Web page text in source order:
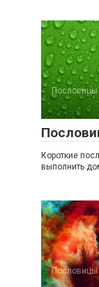
Пословицы
Короткие
выполнить
Пословицы